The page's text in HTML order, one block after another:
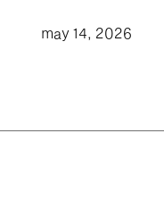
may 14, 2026